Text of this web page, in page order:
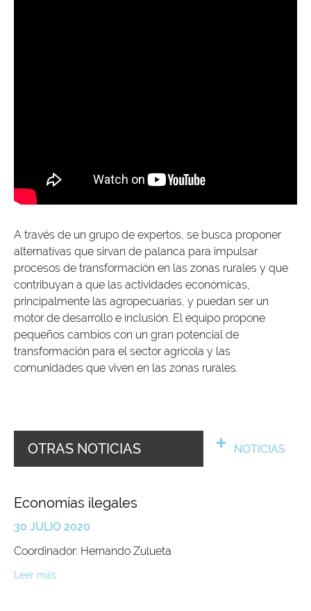
A través de un grupo de expertos, se busca proponer
alternativas que sirvan de palanca para impulsar
procesos de transformación en las zonas rurales y que
contribuyan a que las actividades económicas,
principalmente las agropecuarias, y puedan ser un
motor de desarrollo e inclusión. El equipo propone
pequeños cambios con un gran potencial de
transformación para el sector agrícola y las
comunidades que viven en las zonas rurales.
OTRAS NOTICIAS NOTICIAS
Economías ilegales
30 JULIO 2020
Coordinador: Hernando Zulueta
Leer más